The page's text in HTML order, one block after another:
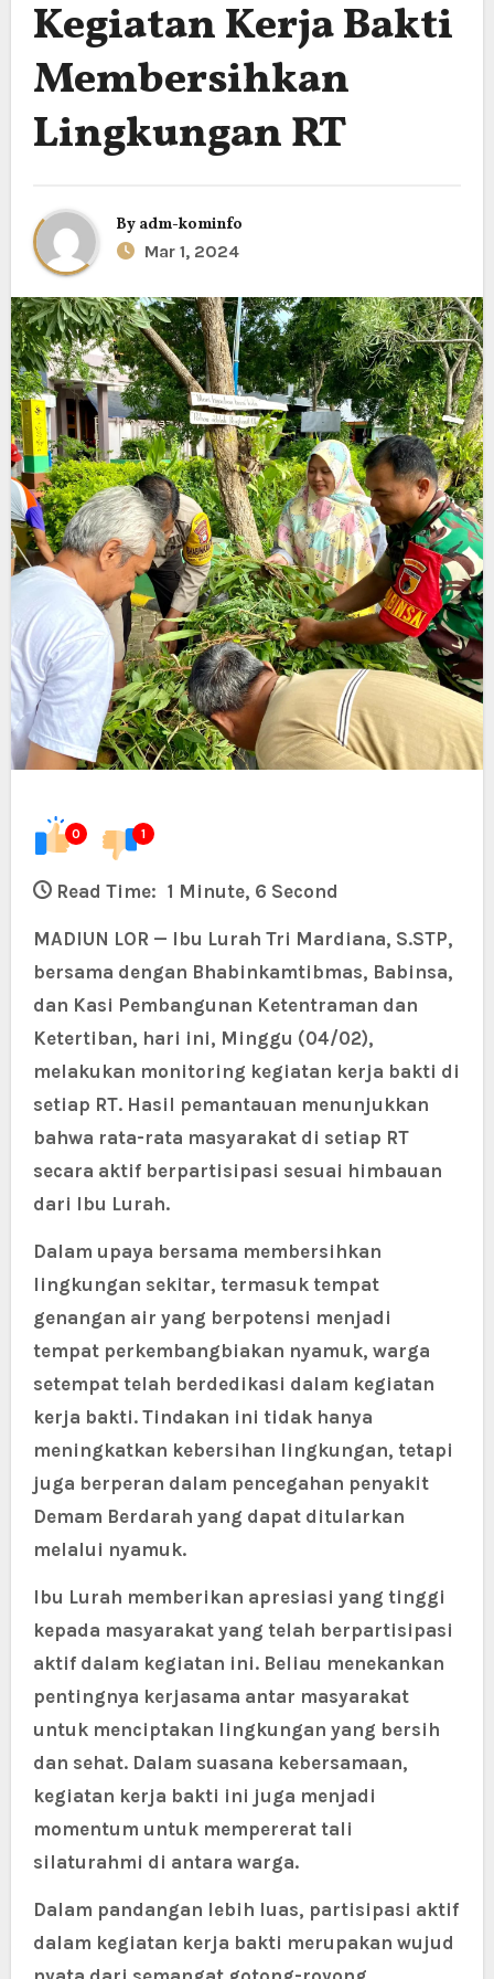
Kegiatan Kerja Bakti
Membersihkan
Lingkungan RT
By adm-kominfo
Mar 1, 2024
0 1
Read Time: 1 Minute, 6 Second
MADIUN LOR — Ibu Lurah Tri Mardiana, S.STP,
bersama dengan Bhabinkamtibmas, Babinsa,
dan Kasi Pembangunan Ketentraman dan
Ketertiban, hari ini, Minggu (04/02),
melakukan monitoring kegiatan kerja bakti di
setiap RT. Hasil pemantauan menunjukkan
bahwa rata-rata masyarakat di setiap RT
secara aktif berpartisipasi sesuai himbauan
dari Ibu Lurah.
Dalam upaya bersama membersihkan
lingkungan sekitar, termasuk tempat
genangan air yang berpotensi menjadi
tempat perkembangbiakan nyamuk, warga
setempat telah berdedikasi dalam kegiatan
kerja bakti. Tindakan ini tidak hanya
meningkatkan kebersihan lingkungan, tetapi
juga berperan dalam pencegahan penyakit
Demam Berdarah yang dapat ditularkan
melalui nyamuk.
Ibu Lurah memberikan apresiasi yang tinggi
kepada masyarakat yang telah berpartisipasi
aktif dalam kegiatan ini. Beliau menekankan
pentingnya kerjasama antar masyarakat
untuk menciptakan lingkungan yang bersih
dan sehat. Dalam suasana kebersamaan,
kegiatan kerja bakti ini juga menjadi
momentum untuk mempererat tali
silaturahmi di antara warga.
Dalam pandangan lebih luas, partisipasi aktif
dalam kegiatan kerja bakti merupakan wujud